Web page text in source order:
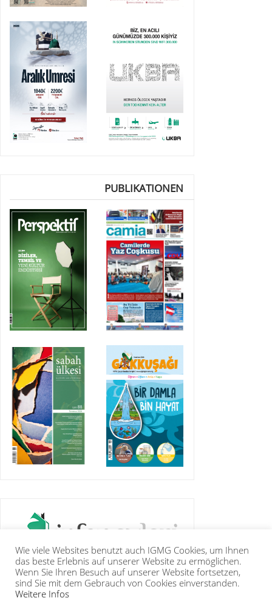
PUBLIKATIONEN
Wie viele Websites benutzt auch IGMG Cookies, um Ihnen
das beste Erlebnis auf unserer Website zu ermöglichen.
Wenn Sie Ihren Besuch auf unserer Website fortsetzen,
sind Sie mit dem Gebrauch von Cookies einverstanden.
Weitere Infos